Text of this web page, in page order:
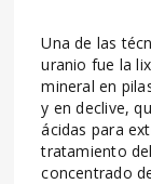
Una de las
uranio fue la
mineral en
y en declive,
ácidas para
tratamiento
concentrado